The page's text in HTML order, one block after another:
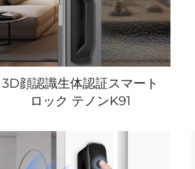
3D顔認識生体認証スマート
ロック テノンK91